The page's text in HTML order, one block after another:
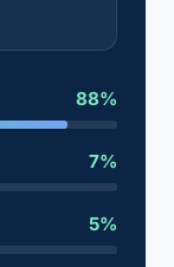
88%
7%
5%